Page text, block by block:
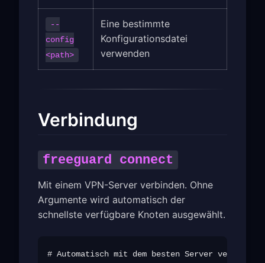
--
config
<path>
Eine bestimmte
Konfigurationsdatei
verwenden
Verbindung
freeguard connect
Mit einem VPN-Server verbinden. Ohne
Argumente wird automatisch der
schnellste verfügbare Knoten ausgewählt.
# Automatisch mit dem besten Server verbinden